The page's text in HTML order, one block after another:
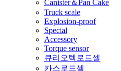
Canister＆Pan Cake
Truck scale
Explosion-proof
Special
Accessory
Torque sensor
큐리오텍로드셀
카스로드셀